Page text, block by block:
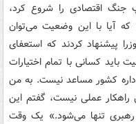
جنگ اقتصادی را شروع کرد،
آیا با این وضعیت می‌توان
پیشنهاد کردند که استعفای
کسانی با تمام اختیارات
اداره کشور مساعد نیست. به من
عملی نیست، گفتم این
رهبری تنها می‌شود.» یک وقت